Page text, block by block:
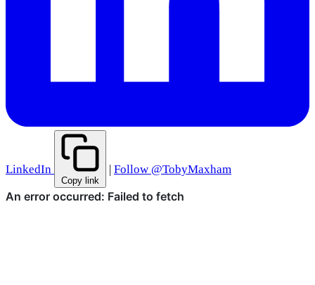
LinkedIn
Copy link
| Follow @TobyMaxham